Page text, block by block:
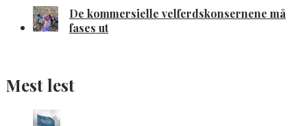
De kommersielle velferdskonsernene må
fases ut
Mest lest